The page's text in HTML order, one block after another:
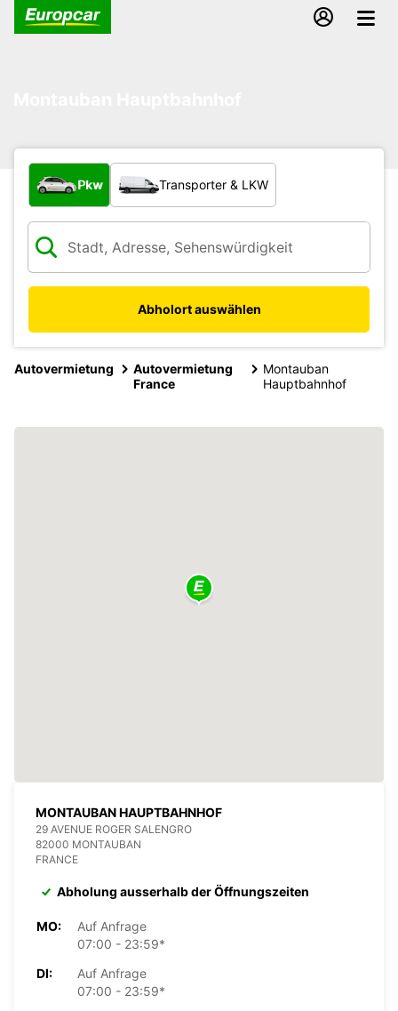
Welche Art von Fahrzeug?
Pkw Transporter & LKW
Abholort auswählen
Autovermietung
Autovermietung
France
Montauban
Hauptbahnhof
MONTAUBAN HAUPTBAHNHOF
29 AVENUE ROGER SALENGRO
82000 MONTAUBAN
FRANCE
Abholung ausserhalb der Öffnungszeiten
MO:
Auf Anfrage
07:00 - 23:59*
DI:
Auf Anfrage
07:00 - 23:59*